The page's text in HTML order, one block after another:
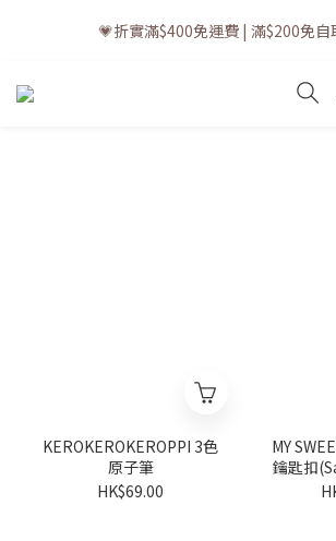
💗訂單一般送貨時間為3至5個工作天 (星期六
工作天)
💗折實滿$400免運費 | 滿$200免自
💗立即下載全新會員APP享有專屬
KEROKEROKEROPPI 3色
原子筆
HK$69.00
MY SWEET
鑰匙扣